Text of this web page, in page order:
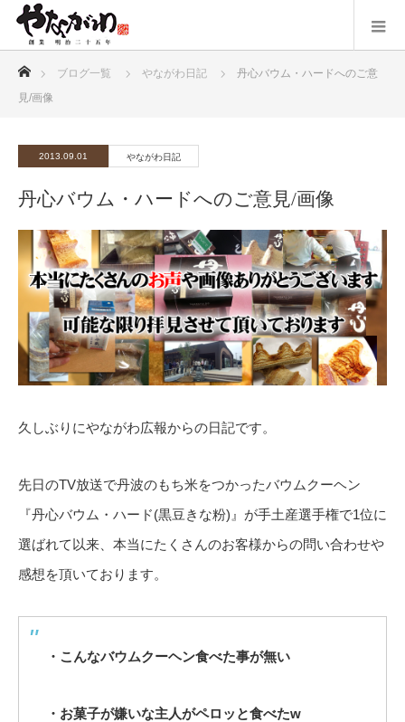
ブログ一覧 やながわ日記
丹心バウム・ハードへのご意
見/画像
2013.09.01 やながわ日記
丹心バウム・ハードへのご意見/画像
久しぶりにやながわ広報からの日記です。
先日のTV放送で丹波のもち米をつかったバウムクーヘン
『丹心バウム・ハード(黒豆きな粉)』が手土産選手権で1位に
選ばれて以来、本当にたくさんのお客様からの問い合わせや
感想を頂いております。
・こんなバウムクーヘン食べた事が無い
・お菓子が嫌いな主人がペロッと食べたw